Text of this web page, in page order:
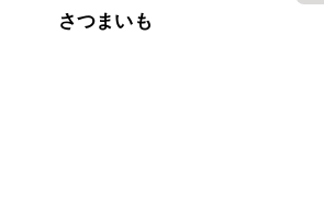
さつまいも